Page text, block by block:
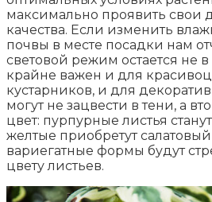
максимально проявить свои
качества. Если изменить
почвы в месте посадки нам
световой режим остается не
крайне важен и для
кустарников, и для
могут не зацвести в тени, а
цвет: пурпурные листья
желтые приобретут салатовый
вариегатные формы будут
цвету листьев.